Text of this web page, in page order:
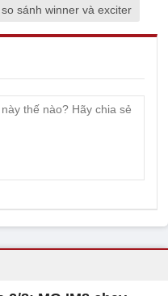
so sánh winner và exciter